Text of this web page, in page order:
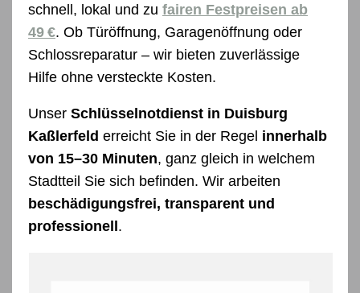
schnell, lokal und zu fairen Festpreisen ab
49 €. Ob Türöffnung, Garagenöffnung oder
Schlossreparatur – wir bieten zuverlässige
Hilfe ohne versteckte Kosten.
Unser Schlüsselnotdienst in Duisburg
Kaßlerfeld erreicht Sie in der Regel innerhalb
von 15–30 Minuten, ganz gleich in welchem
Stadtteil Sie sich befinden. Wir arbeiten
beschädigungsfrei, transparent und
professionell .